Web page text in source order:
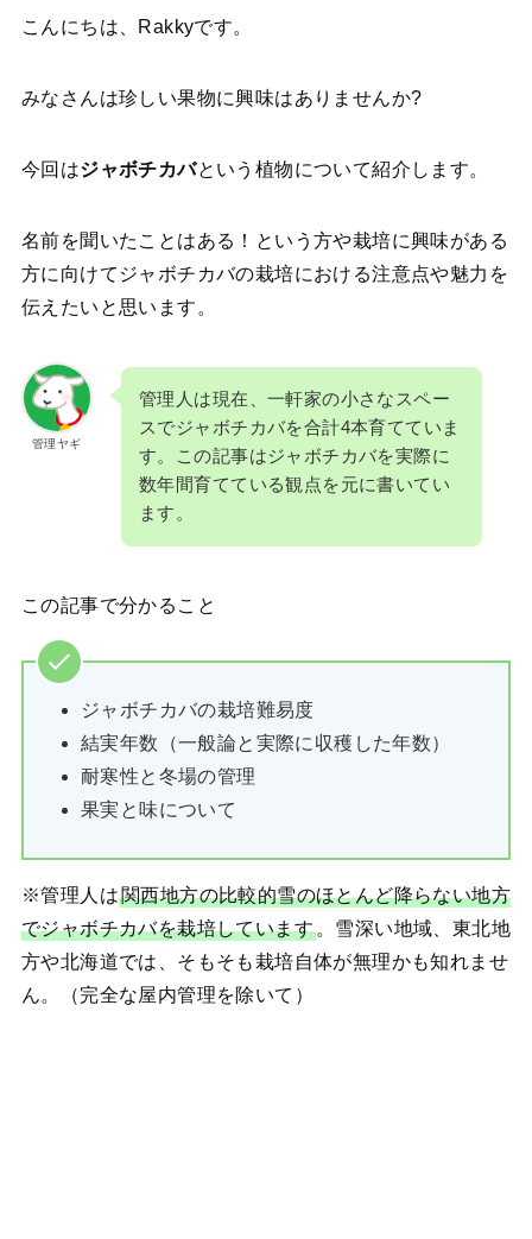
こんにちは、Rakkyです。
みなさんは珍しい果物に興味はありませんか?
今回はジャボチカバという植物について紹介します。
名前を聞いたことはある！という方や栽培に興味がある
方に向けてジャボチカバの栽培における注意点や魅力を
伝えたいと思います。
管理ヤギ
管理人は現在、一軒家の小さなスペー
スでジャボチカバを合計4本育てていま
す。この記事はジャボチカバを実際に
数年間育てている観点を元に書いてい
ます。
この記事で分かること
ジャボチカバの栽培難易度
結実年数（一般論と実際に収穫した年数）
耐寒性と冬場の管理
果実と味について
※管理人は関西地方の比較的雪のほとんど降らない地方
でジャボチカバを栽培しています。雪深い地域、東北地
方や北海道では、そもそも栽培自体が無理かも知れませ
ん。（完全な屋内管理を除いて）